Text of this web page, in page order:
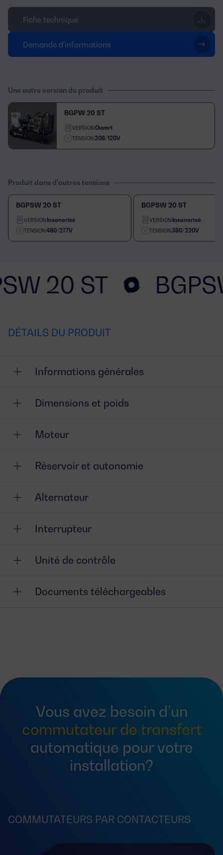
Fiche technique
Demande d'informations
Une autre version du produit
BGPW 20 ST
VERSION:Ouvert
TENSION:208/120V
Produit dans d’autres tensions
BGPSW 20 ST
VERSION:Insonorisé
TENSION:480/277V
BGPSW 20 ST
VERSION:Insonorisé
TENSION:380/220V
20 ST
DÉTAILS DU PRODUIT
Informations générales
Dimensions et poids
Moteur
Réservoir et autonomie
Alternateur
Interrupteur
Unité de contrôle
Documents téléchargeables
Vous avez besoin d’un
commutateur de transfert
automatique pour votre
installation?
COMMUTATEURS PAR CONTACTEURS